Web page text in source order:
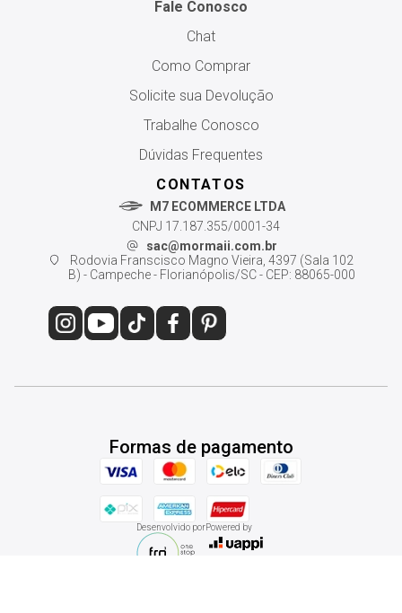
Fale Conosco
Chat
Como Comprar
Solicite sua Devolução
Trabalhe Conosco
Dúvidas Frequentes
CONTATOS
M7 ECOMMERCE LTDA
CNPJ 17.187.355/0001-34
sac@mormaii.com.br
Rodovia Franscisco Magno Vieira, 4397 (Sala 102
B) - Campeche - Florianópolis/SC - CEP: 88065-000
Formas de pagamento
Desenvolvido porPowered by